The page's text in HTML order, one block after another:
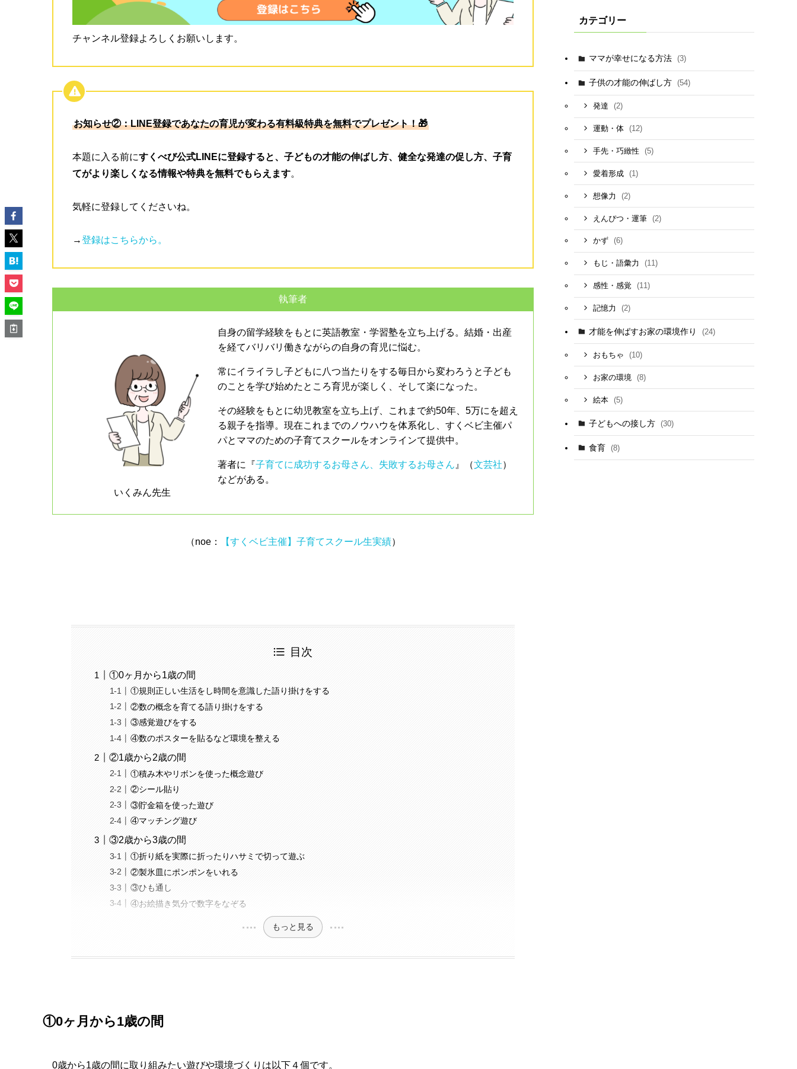
チャンネル登録よろしくお願いします。
お知らせ②：LINE登録であなたの育児が変わる有料級特典を無料でプレゼント！🎁
本題に入る前にすくべび公式LINEに登録すると、子どもの才能の伸ばし方、健全な発達の促し方、子育
てがより楽しくなる情報や特典を無料でもらえます。
気軽に登録してくださいね。
→登録はこちらから。
執筆者
いくみん先生
自身の留学経験をもとに英語教室・学習塾を立ち上げる。結婚・出産
を経てバリバリ働きながらの自身の育児に悩む。
常にイライラし子どもに八つ当たりをする毎日から変わろうと子ども
のことを学び始めたところ育児が楽しく、そして楽になった。
その経験をもとに幼児教室を立ち上げ、これまで約50年、5万にを超え
る親子を指導。現在これまでのノウハウを体系化し、すくベビ主催パ
パとママのための子育てスクールをオンラインて提供中。
著者に『子育てに成功するお母さん、失敗するお母さん 』（文芸社）
などがある。
（noe： 【すくベビ主催】子育てスクール生実績）
目次
①0ヶ月から1歳の間
①規則正しい生活をし時間を意識した語り掛けをする
②数の概念を育てる語り掛けをする
③感覚遊びをする
④数のポスターを貼るなど環境を整える
②1歳から2歳の間
①積み木やリボンを使った概念遊び
②シール貼り
③貯金箱を使った遊び
④マッチング遊び
③2歳から3歳の間
①折り紙を実際に折ったりハサミで切って遊ぶ
②製氷皿にポンポンをいれる
③ひも通し
④お絵描き気分で数字をなぞる
もっと見る
①0ヶ月から1歳の間
0歳から1歳の間に取り組みたい遊びや環境づくりは以下４個です。
カテゴリー
ママが幸せになる方法 (3)
子供の才能の伸ばし方 (54)
発達 (2)
運動・体 (12)
手先・巧緻性 (5)
愛着形成 (1)
想像力 (2)
えんぴつ・運筆 (2)
かず (6)
もじ・語彙力 (11)
感性・感覚 (11)
記憶力 (2)
才能を伸ばすお家の環境作り (24)
おもちゃ (10)
お家の環境 (8)
絵本 (5)
子どもへの接し方 (30)
食育 (8)